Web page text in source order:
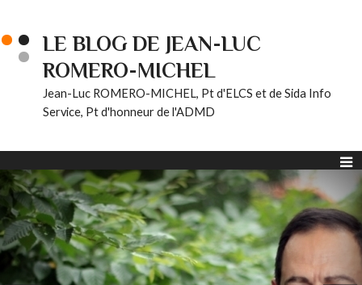
LE BLOG DE JEAN-LUC
ROMERO-MICHEL
Jean-Luc ROMERO-MICHEL, Pt d'ELCS et de Sida Info
Service, Pt d'honneur de l'ADMD